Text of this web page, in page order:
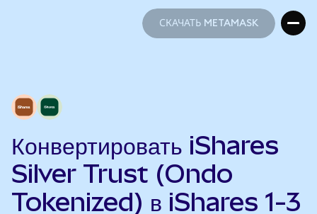
СКАЧАТЬ METAMASK
Конвертировать iShares
Silver Trust (Ondo
Tokenized) в iShares 1-3